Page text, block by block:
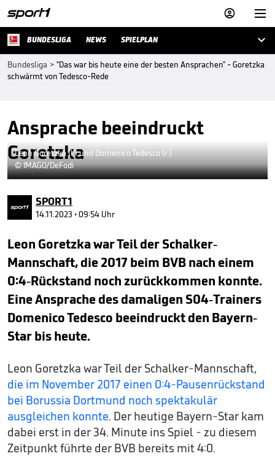


BUNDESLIGA NEWS SPIELPLAN 
Bundesliga > "Das war bis heute eine der besten Ansprachen" - Goretzka
schwärmt von Tedesco-Rede
Ansprache beeindruckt
Goretzka
Leon Goretzka (l.) und Domenico Tedesco (r.)
© IMAGO/DeFodi
SPORT1
14.11.2023 • 09:54 Uhr
Leon Goretzka war Teil der Schalker-
Mannschaft, die 2017 beim BVB nach einem
0:4-Rückstand noch zurückkommen konnte.
Eine Ansprache des damaligen S04-Trainers
Domenico Tedesco beeindruckt den Bayern-
Star bis heute.
Leon Goretzka war Teil der Schalker-Mannschaft,
die im November 2017 einen 0:4-Pausenrückstand
bei Borussia Dortmund noch spektakulär
ausgleichen konnte. Der heutige Bayern-Star kam
dabei erst in der 34. Minute ins Spiel - zu diesem
Zeitpunkt führte der BVB bereits mit 4:0.